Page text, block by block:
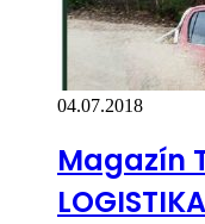
04.07.2018
Magazín